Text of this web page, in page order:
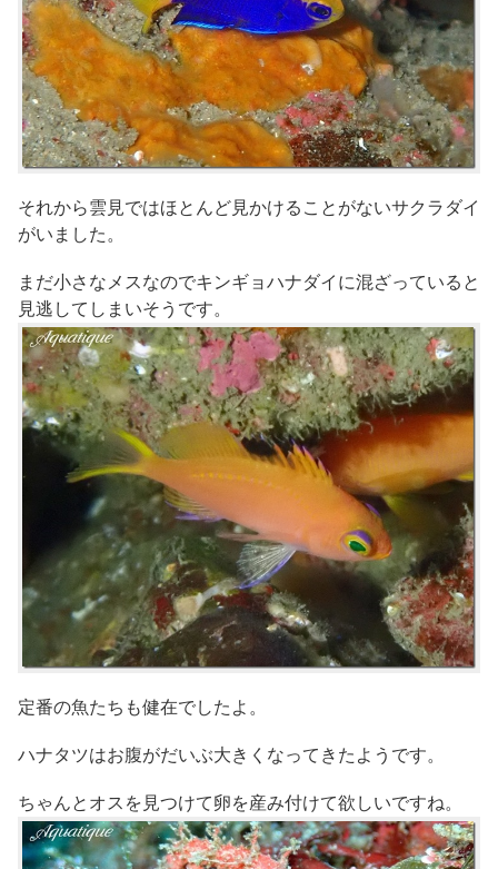
それから雲見ではほとんど見かけることがないサクラダイ
がいました。
まだ小さなメスなのでキンギョハナダイに混ざっていると
見逃してしまいそうです。
定番の魚たちも健在でしたよ。
ハナタツはお腹がだいぶ大きくなってきたようです。
ちゃんとオスを見つけて卵を産み付けて欲しいですね。